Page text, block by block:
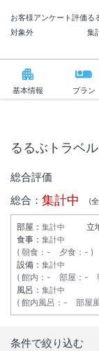
お客様アンケート評価
対象外
る
集
基本情報 プラン
るるぶトラベ
総合評価
総合： 集計中 (全
部屋： 集計中 立
食事： 集計中
朝食 ： - 夕食 ： -
設備： 集計中
館内 ： - 部屋 ： -
風呂： 集計中
館内風呂 ： - 部屋
条件で絞り込む